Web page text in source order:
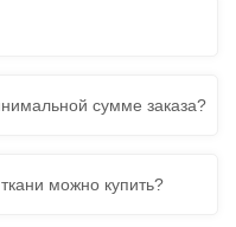
сумме заказа?
можно купить?